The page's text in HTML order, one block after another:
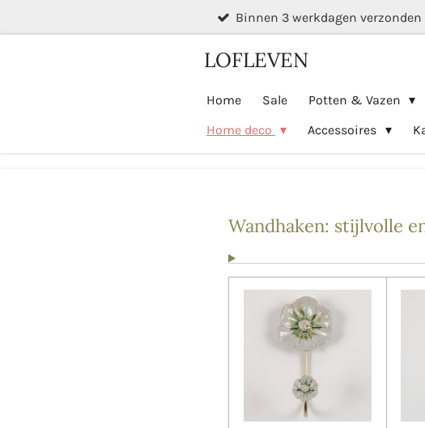
Binnen 3 werkdagen verzonden
LOFLEVEN
Home Sale Potten & Vazen
Home deco
Accessoires
Wandhaken: stijlvolle